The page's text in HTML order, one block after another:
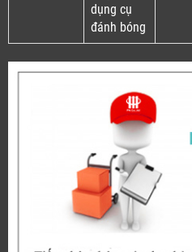
dụng cụ
đánh bóng